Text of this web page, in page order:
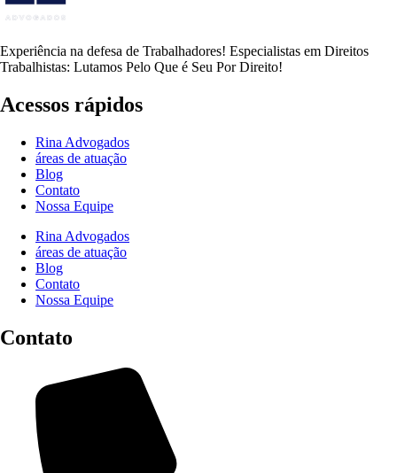
Experiência na defesa de Trabalhadores! Especialistas em Direitos
Trabalhistas: Lutamos Pelo Que é Seu Por Direito!
Acessos rápidos
Rina Advogados
áreas de atuação
Blog
Contato
Nossa Equipe
Rina Advogados
áreas de atuação
Blog
Contato
Nossa Equipe
Contato